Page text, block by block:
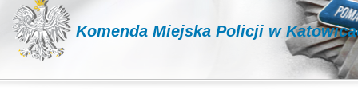
Komenda Miejska Policji w